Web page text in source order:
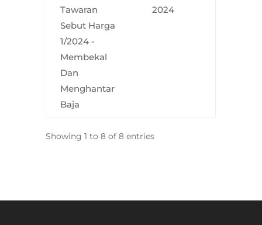
Tawaran
Sebut Harga
1/2024 -
Membekal
Dan
Menghantar
Baja
2024
Showing 1 to 8 of 8 entries